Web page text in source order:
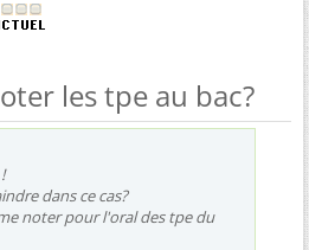
les tpe au bac?
dans ce cas?
noter pour l'oral des tpe du